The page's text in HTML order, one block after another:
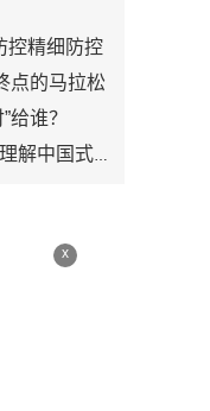
控精细防控
点的马拉松
给谁？
现代化道路
x